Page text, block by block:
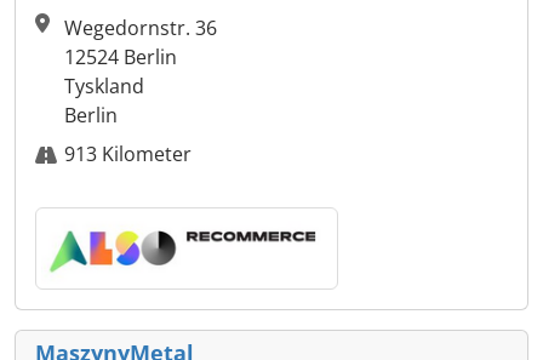
Wegedornstr. 36
12524 Berlin
Tyskland
Berlin
913 Kilometer
MaszynyMetal